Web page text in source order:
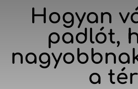
Hogyan
padlót,
a tér